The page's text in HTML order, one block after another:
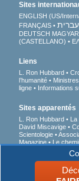
Sites
ENGLISH (US/
FRANÇAIS
עברית
DEUTSCH MAGYAR
(CASTELLANO)
Liens
L. Ron Hubbard
l’humanité
ligne
Informations
Sites apparentés
L. Ron Hubbard La
David Miscavige
Scientologie
Magazine
Le
unis pour les droits
Commission des